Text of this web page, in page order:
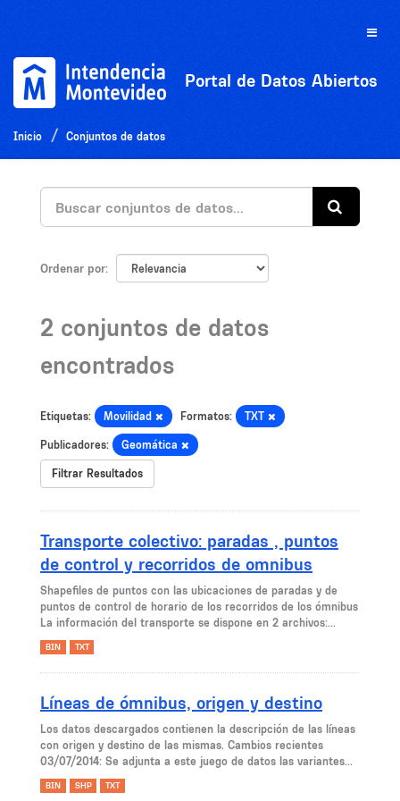
Toggle
Portal de Datos Abiertos
Inicio Conjuntos de datos
Ordenar por
2 conjuntos de datos
encontrados
Etiquetas: Movilidad Formatos: TXT
Publicadores: Geomática
Filtrar Resultados
Transporte colectivo: paradas , puntos
de control y recorridos de omnibus
Shapefiles de puntos con las ubicaciones de paradas y de
puntos de control de horario de los recorridos de los ómnibus
La información del transporte se dispone en 2 archivos:...
BIN TXT
Líneas de ómnibus, origen y destino
Los datos descargados contienen la descripción de las líneas
con origen y destino de las mismas. Cambios recientes
03/07/2014: Se adjunta a este juego de datos las variantes...
BIN SHP TXT